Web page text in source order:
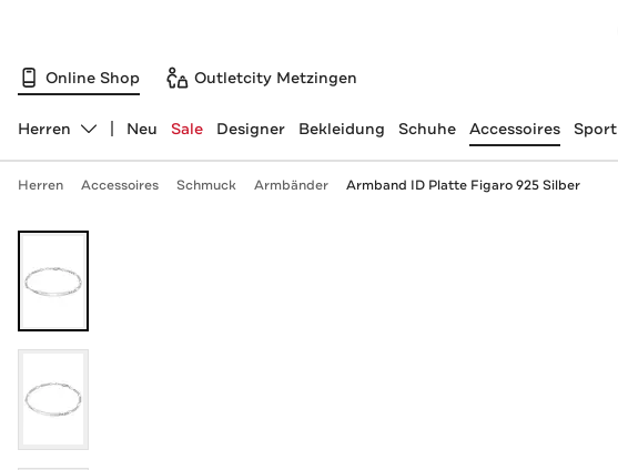
Online Shop Outletcity Metzingen
Abteilung ändern, ausgewählt:
Herren Neu Sale Designer Bekleidung Schuhe Accessoires Sport
Herren Accessoires Schmuck Armbänder Armband ID Platte Figaro 925 Silber